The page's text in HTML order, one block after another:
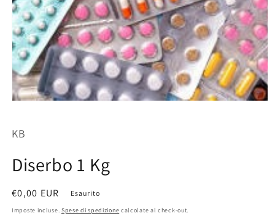
1
modale
KB
Diserbo 1 Kg
Prezzo
di
€0,00 EUR Esaurito
Imposte incluse. Spese di spedizione calcolate al check-out.